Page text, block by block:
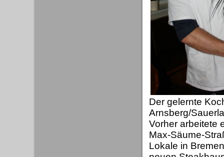
Der gelernte
Arnsberg/
Vorher arbeitete
Max-Säume-
Lokale in